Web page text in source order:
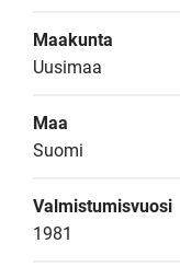
Maakunta
Uusimaa
Maa
Suomi
Valmistumisvuosi
1981